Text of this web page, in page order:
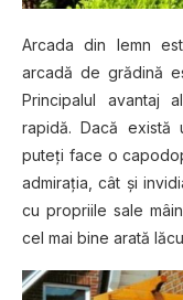
Arcada din lemn
arcadă de grădină
Principalul avantaj
rapidă. Dacă există
puteţi face o
admiraţia, cât şi
cu propriile sale
cel mai bine arată